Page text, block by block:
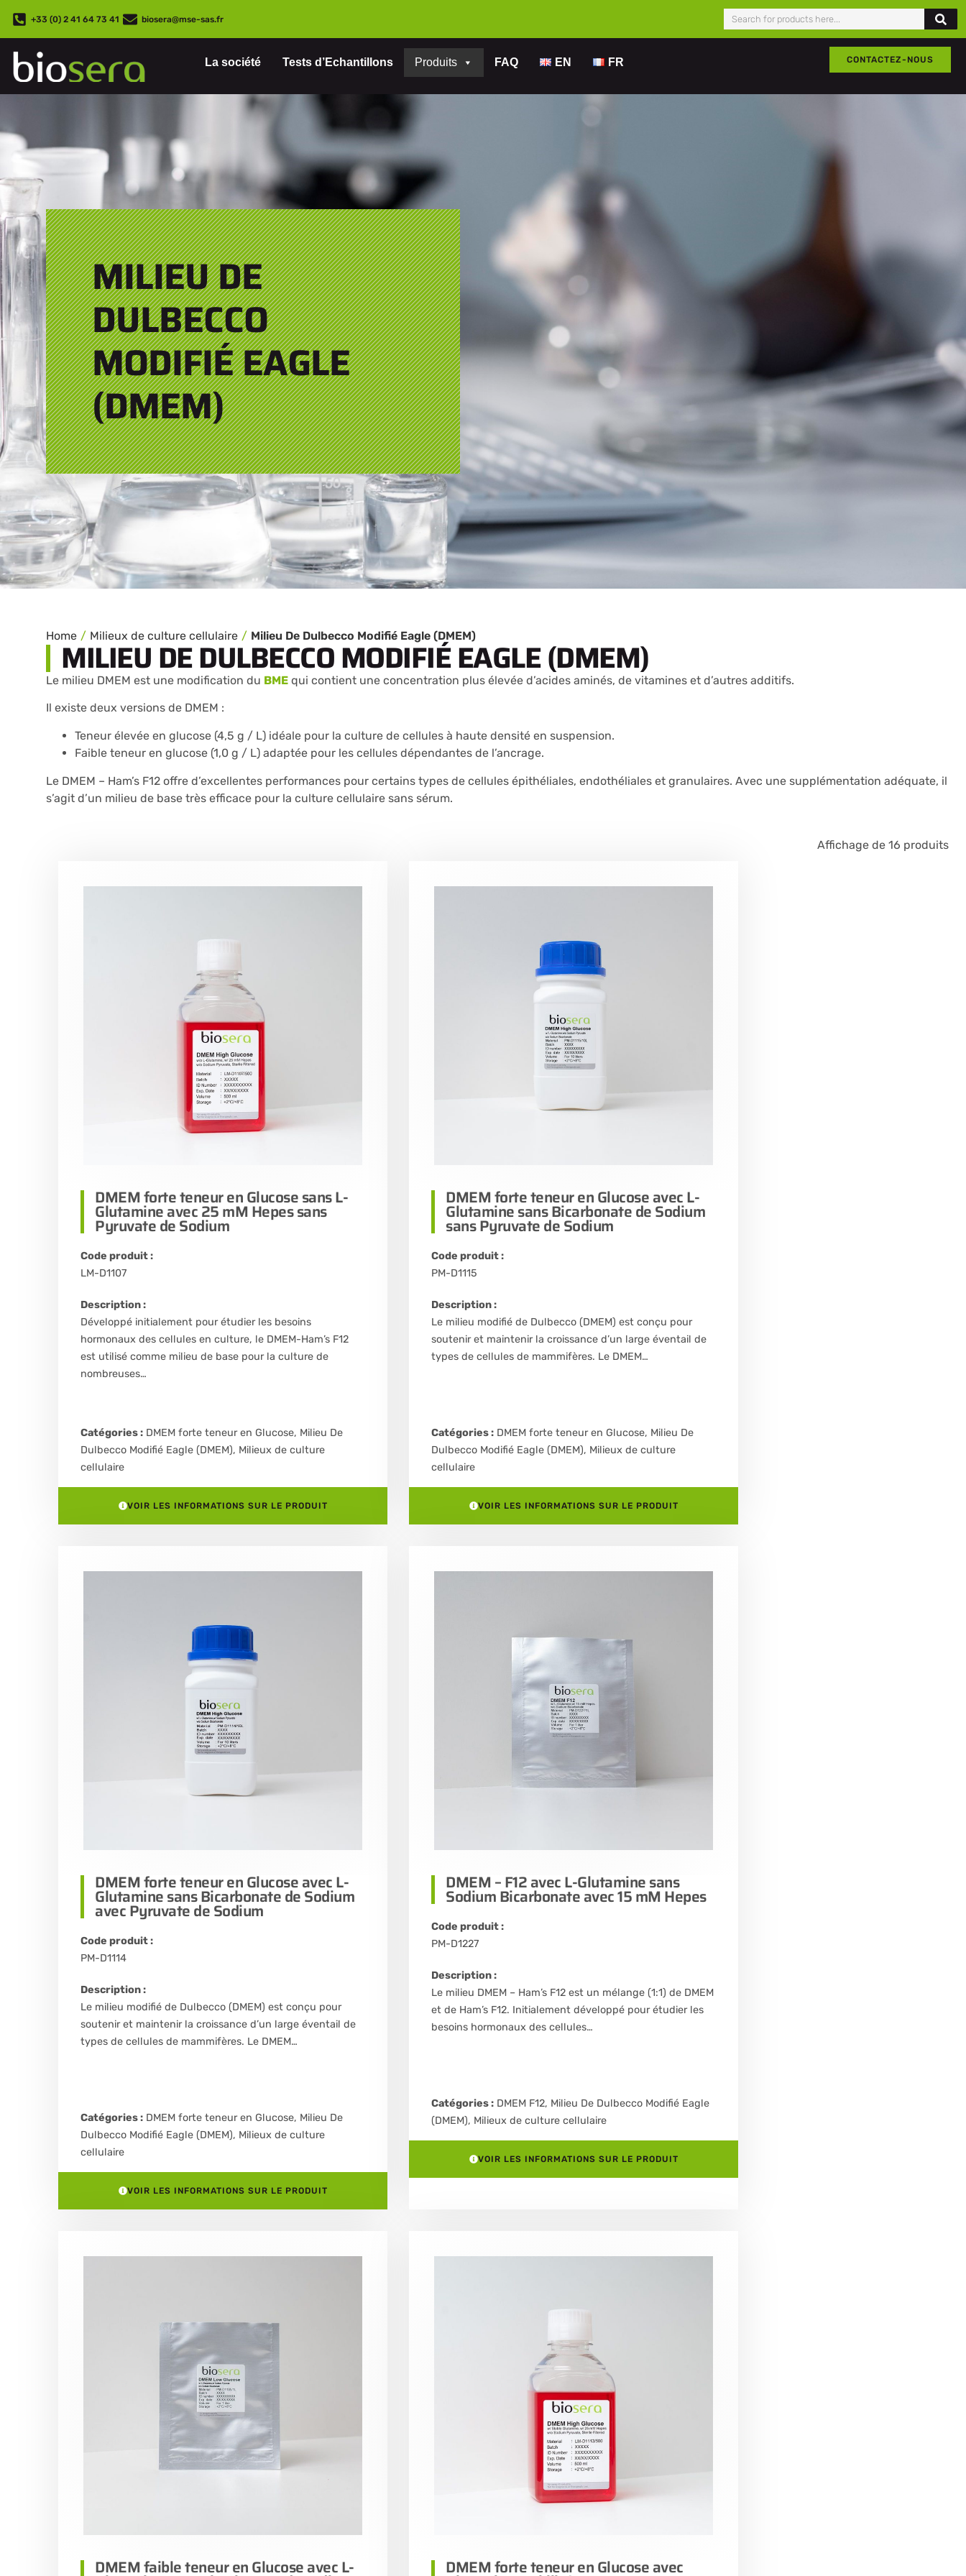
+33 (0) 2 41 64 73 41 biosera@mse-sas.fr
La société Tests d’Echantillons Produits FAQ EN FR CONTACTEZ-NOUS
MILIEU DE
DULBECCO
MODIFIÉ EAGLE
(DMEM)
Home Milieux de culture cellulaire Milieu De Dulbecco Modifié Eagle (DMEM)
MILIEU DE DULBECCO MODIFIÉ EAGLE (DMEM)
Le milieu DMEM est une modification du BME qui contient une concentration plus élevée d’acides aminés, de vitamines et d’autres additifs.
Il existe deux versions de DMEM :
Teneur élevée en glucose (4,5 g / L) idéale pour la culture de cellules à haute densité en suspension.
Faible teneur en glucose (1,0 g / L) adaptée pour les cellules dépendantes de l’ancrage.
Le DMEM – Ham’s F12 offre d’excellentes performances pour certains types de cellules épithéliales, endothéliales et granulaires. Avec une supplémentation adéquate, il
s’agit d’un milieu de base très efficace pour la culture cellulaire sans sérum.
Affichage de 16 produits
DMEM forte teneur en Glucose sans L-
Glutamine avec 25 mM Hepes sans
Pyruvate de Sodium
Code produit :
LM-D1107
Description :
Développé initialement pour étudier les besoins
hormonaux des cellules en culture, le DMEM-Ham’s F12
est utilisé comme milieu de base pour la culture de
nombreuses…
Catégories : DMEM forte teneur en Glucose, Milieu De
Dulbecco Modifié Eagle (DMEM), Milieux de culture
cellulaire
VOIR LES INFORMATIONS SUR LE PRODUIT
DMEM forte teneur en Glucose avec L-
Glutamine sans Bicarbonate de Sodium
sans Pyruvate de Sodium
Code produit :
PM-D1115
Description :
Le milieu modifié de Dulbecco (DMEM) est conçu pour
soutenir et maintenir la croissance d’un large éventail de
types de cellules de mammifères. Le DMEM…
Catégories : DMEM forte teneur en Glucose, Milieu De
Dulbecco Modifié Eagle (DMEM), Milieux de culture
cellulaire
VOIR LES INFORMATIONS SUR LE PRODUIT
DMEM forte teneur en Glucose avec L-
Glutamine sans Bicarbonate de Sodium
avec Pyruvate de Sodium
Code produit :
PM-D1114
Description :
Le milieu modifié de Dulbecco (DMEM) est conçu pour
soutenir et maintenir la croissance d’un large éventail de
types de cellules de mammifères. Le DMEM…
Catégories : DMEM forte teneur en Glucose, Milieu De
Dulbecco Modifié Eagle (DMEM), Milieux de culture
cellulaire
VOIR LES INFORMATIONS SUR LE PRODUIT
DMEM – F12 avec L-Glutamine sans
Sodium Bicarbonate avec 15 mM Hepes
Code produit :
PM-D1227
Description :
Le milieu DMEM – Ham’s F12 est un mélange (1:1) de DMEM
et de Ham’s F12. Initialement développé pour étudier les
besoins hormonaux des cellules…
Catégories : DMEM F12, Milieu De Dulbecco Modifié Eagle
(DMEM), Milieux de culture cellulaire
VOIR LES INFORMATIONS SUR LE PRODUIT
DMEM faible teneur en Glucose avec L- DMEM forte teneur en Glucose avec